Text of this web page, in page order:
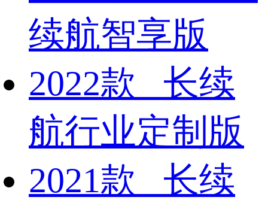
续航智享版
2022款 长续
航行业定制版
2021款 长续